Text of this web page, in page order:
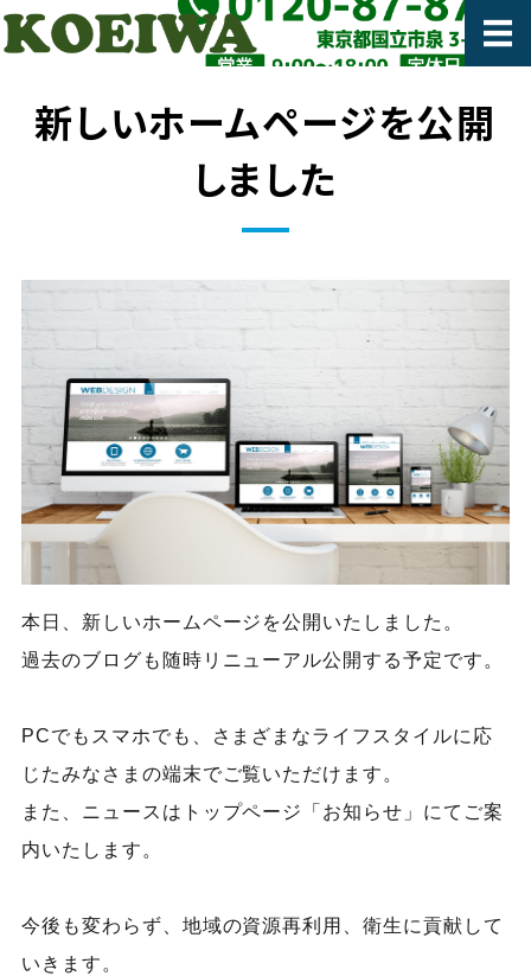
産業廃棄物・一般
お見積もり・お問い合わせ
新しいホームページを公開
しました
本日、新しいホームページを公開いたしました。
過去のブログも随時リニューアル公開する予定です。
PCでもスマホでも、さまざまなライフスタイルに応
じたみなさまの端末でご覧いただけます。
また、ニュースはトップページ「お知らせ」にてご案
内いたします。
今後も変わらず、地域の資源再利用、衛生に貢献して
いきます。